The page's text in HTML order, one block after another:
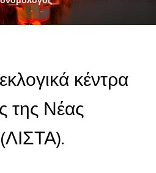
κέντρα
της Νέας